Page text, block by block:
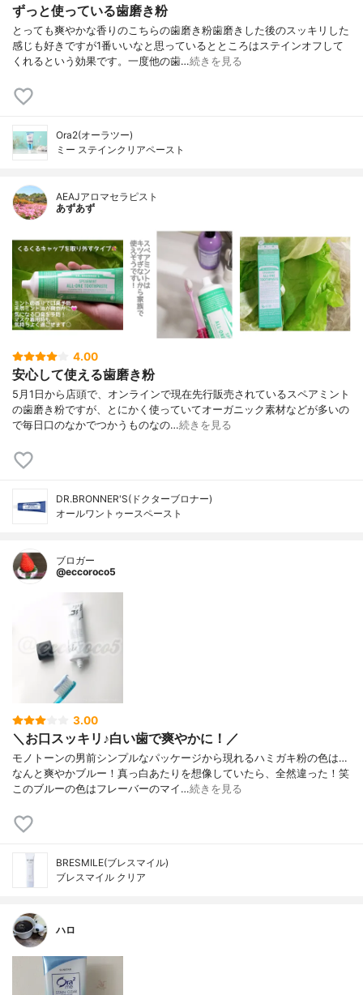
ずっと使っている歯磨き粉
とっても爽やかな香りのこちらの歯磨き粉歯磨きした後のスッキリした
感じも好きですが1番いいなと思っているとところはステインオフして
くれるという効果です。一度他の歯…続きを見る
Ora2(オーラツー)
ミー ステインクリアペースト
AEAJアロマセラピスト
あずあず
4.00
安心して使える歯磨き粉
5月1日から店頭で、オンラインで現在先行販売されているスペアミント
の歯磨き粉ですが、とにかく使っていてオーガニック素材などが多いの
で毎日口のなかでつかうものなの…続きを見る
DR.BRONNER'S(ドクターブロナー)
オールワントゥースペースト
ブロガー
@eccoroco5
3.00
＼お口スッキリ♪白い歯で爽やかに！／
モノトーンの男前シンプルなパッケージから現れるハミガキ粉の色は…
なんと爽やかブルー！真っ白あたりを想像していたら、全然違った！笑
このブルーの色はフレーバーのマイ…続きを見る
BRESMILE(ブレスマイル)
ブレスマイル クリア
ハロ